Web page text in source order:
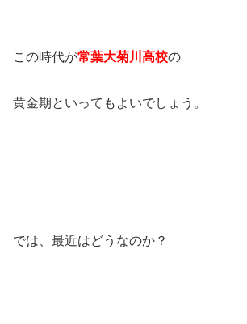
この時代が常葉大菊川高校の
黄金期といってもよいでしょう。
では、最近はどうなのか？